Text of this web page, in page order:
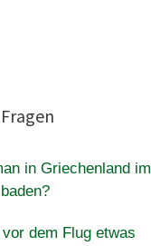
in Griechenland im
dem Flug etwas